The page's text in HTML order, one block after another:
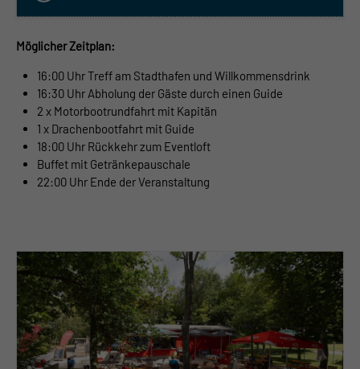
Möglicher Zeitplan:
16:00 Uhr Treff am Stadthafen und Willkommensdrink
16:30 Uhr Abholung der Gäste durch einen Guide
2 x Motorbootrundfahrt ​ mit Kapitän
1 x Drachenbootfahrt ​ mit Guide
18:00 Uhr Rückkehr zum Eventloft
Buffet mit Getränkepauschale
22:00 Uhr Ende der Veranstaltung